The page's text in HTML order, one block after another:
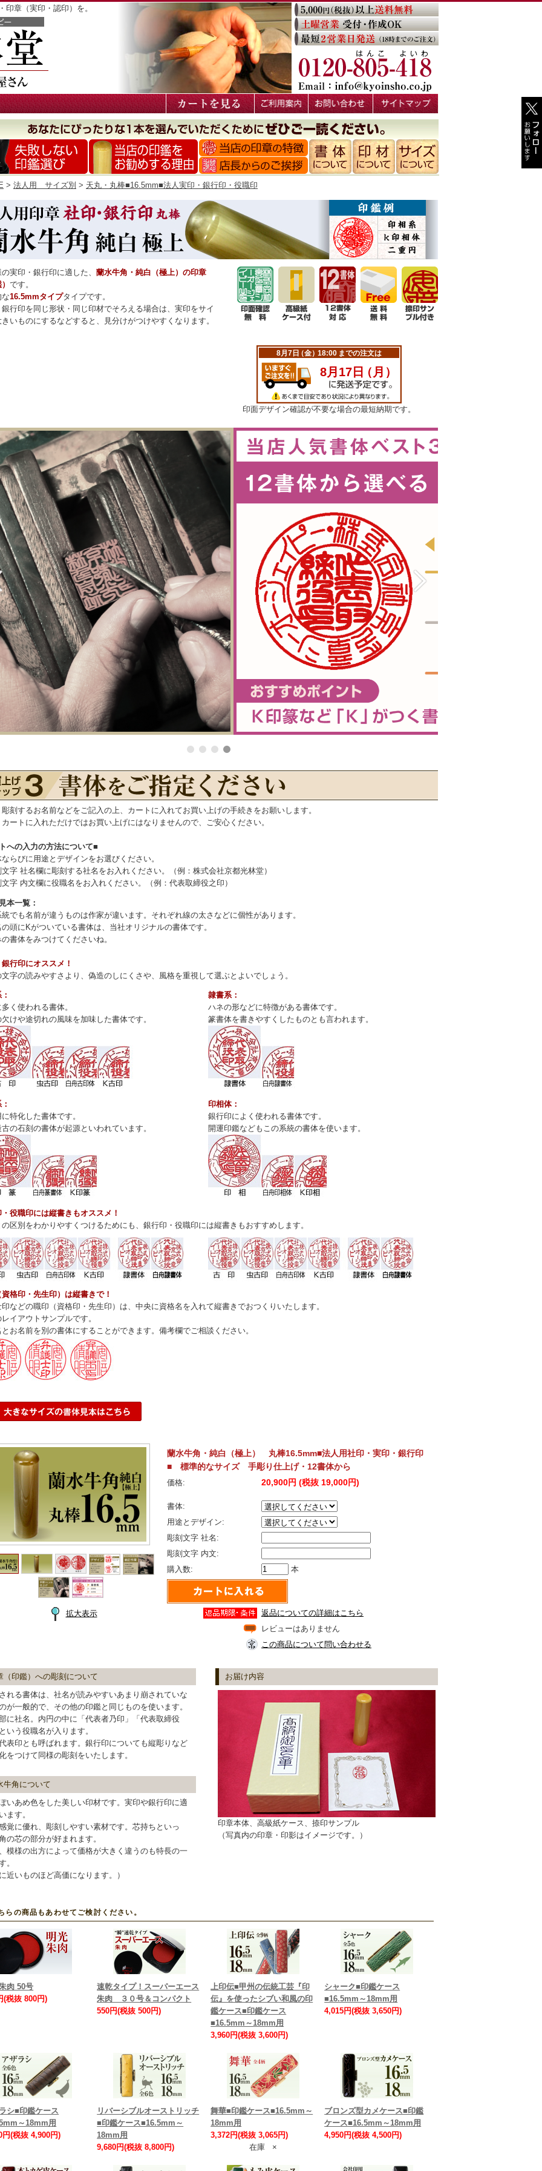
章（実印・認印）を。
> 法人用 サイズ別 > 天丸・丸棒■16.5mm■法人実印・銀行印・役職印
実印・銀行印に適した、 蘭水牛角・純白（極上）の印章
です。
16.5mmタイプタイプです。
行印を同じ形状・同じ印材でそろえる場合は、実印をサイ
いものにするなどすると、見分けがつけやすくなります。
印面デザイン確認が不要な場合の最短納期です。
刻するお名前などをご記入の上、カートに入れてお買い上げの手続きをお願いします。
ートに入れただけではお買い上げにはなりませんので、ご安心ください。
への入力の方法について■
らびに用途とデザインをお選びください。
字 社名欄に彫刻する社名をお入れください。（例：株式会社京都光林堂）
字 内文欄に役職名をお入れください。（例：代表取締役之印）
本一覧：
でも名前が違うものは作家が違います。それぞれ線の太さなどに個性があります。
頭にKがついている書体は、当社オリジナルの書体です。
書体をみつけてくださいね。
行印にオススメ！
字の読みやすさより、偽造のしにくさや、風格を重視して選ぶとよいでしょう。
く使われる書体。
けや途切れの風味を加味した書体です。
隷書系：
ハネの形などに特徴がある書体です。
篆書体を書きやすくしたものとも言われます。
特化した書体です。
の石刻の書体が起源といわれています。
印相体：
銀行印によく使われる書体です。
開運印鑑などもこの系統の書体を使います。
役職印には縦書きもオススメ！
区別をわかりやすくつけるためにも、銀行印・役職印には縦書きもおすすめします。
格印・先生印）は縦書きで！
などの職印（資格印・先生印）は、中央に資格名を入れて縦書きでおつくりいたします。
イアウトサンプルです。
お名前を別の書体にすることができます。備考欄でご相談ください。
拡大表示
蘭水牛角・純白（極上） 丸棒16.5mm■法人用社印・実印・銀行印
■ 標準的なサイズ 手彫り仕上げ・12書体から
価格: 20,900円 (税抜 19,000円)
書体:
用途とデザイン:
彫刻文字 社名:
彫刻文字 内文:
購入数:
本
返品についての詳細はこちら
レビューはありません
この商品について問い合わせる
（印鑑）への彫刻について
れる書体は、社名が読みやすいあまり崩されていな
が一般的で、その他の印鑑と同じものを使います。
に社名。内円の中に「代表者乃印」「代表取締役
いう役職名が入ります。
表印とも呼ばれます。銀行印についても縦彫りなど
をつけて同様の彫刻をいたします。
牛角について
いあめ色をした美しい印材です。実印や銀行印に適
ます。
覚に優れ、彫刻しやすい素材です。芯持ちといっ
の芯の部分が好まれます。
模様の出方によって価格が大きく違うのも特長の一
。
近いものほど高価になります。）
お届け内容
印章本体、高級紙ケース、捺印サンプル
（写真内の印章・印影はイメージです。）
らの商品もあわせてご検討ください。
肉 50号
(税抜 800円)
速乾タイプ！スーパーエース
朱肉 ３０号＆コンパクト
550円(税抜 500円)
上印伝■甲州の伝統工芸『印
伝』を使ったシブい和風の印
鑑ケース■印鑑ケース
■16.5mm～18mm用
3,960円(税抜 3,600円)
シャーク■印鑑ケース
■16.5mm～18mm用
4,015円(税抜 3,650円)
シ■印鑑ケース
～18mm用
円(税抜 4,900円)
リバーシブルオーストリッチ
■印鑑ケース■16.5mm～
18mm用
9,680円(税抜 8,800円)
舞華■印鑑ケース■16.5mm～
18mm用
3,372円(税抜 3,065円)
在庫 ×
ブロンズ型カメケース■印鑑
ケース■16.5mm～18mm用
4,950円(税抜 4,500円)